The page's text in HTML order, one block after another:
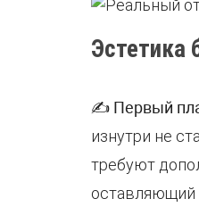
Эстетика
✍ Первый
изнутри не
требуют
оставляющий